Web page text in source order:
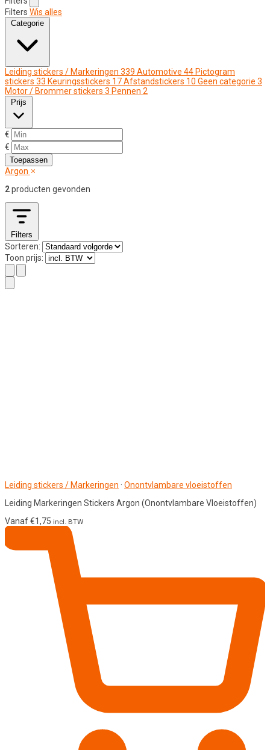
Filters Wis alles
Categorie
Leiding stickers / Markeringen 339 Automotive 44 Pictogram
stickers 33 Keuringsstickers 17Afstandstickers 10 Geen categorie 3
Motor / Brommer stickers 3 Pennen 2
Prijs
€
€
Toepassen
Argon
2producten gevonden
Filters
Sorteren:
Toon prijs:
Leiding stickers / Markeringen · Onontvlambare vloeistoffen
Leiding Markeringen Stickers Argon (Onontvlambare Vloeistoffen)
Vanaf€1,75 incl. BTW